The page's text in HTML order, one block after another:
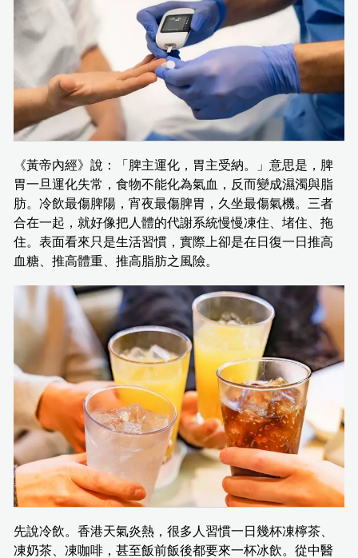
《黃帝內經》說：「脾主運化，胃主受納。」意思是，脾
胃一旦運化失常，食物不能化為氣血，反而變成濕濁與脂
肪。冷飲最傷脾陽，宵夜最傷脾胃，久坐最傷氣機。三者
合在一起，就好像把人體的代謝系統慢慢凍住、堵住、拖
住。表面看來只是生活習慣，實際上卻是在日復一日推高
血糖、推高體重、推高脂肪之風險。
先說冷飲。香港天氣炎熱，很多人習慣一日幾杯凍檸茶、
凍奶茶、凍咖啡，甚至飯前飯後都要來一杯冰飲。從中醫